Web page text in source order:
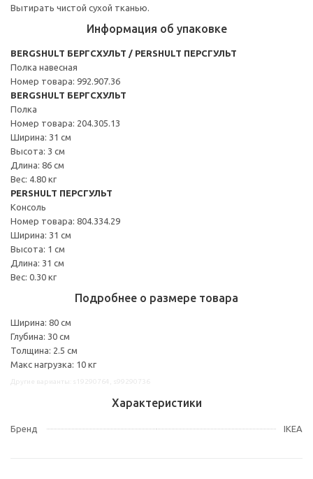
Вытирать чистой сухой тканью.
Информация об упаковке
BERGSHULT БЕРГСХУЛЬТ / PERSHULT ПЕРСГУЛЬТ
Полка навесная
Номер товара: 992.907.36
BERGSHULT БЕРГСХУЛЬТ
Полка
Номер товара: 204.305.13
Ширина: 31 см
Высота: 3 см
Длина: 86 см
Вес: 4.80 кг
PERSHULT ПЕРСГУЛЬТ
Консоль
Номер товара: 804.334.29
Ширина: 31 см
Высота: 1 см
Длина: 31 см
Вес: 0.30 кг
Подробнее о размере товара
Ширина: 80 см
Глубина: 30 см
Толщина: 2.5 см
Макс нагрузка: 10 кг
Характеристики
Бренд IKEA